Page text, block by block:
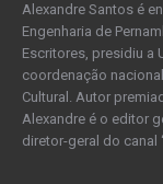
Alexandre Santos é
Engenharia de
Escritores, presidiu a
coordenação
Cultural. Autor
Alexandre é o editor
diretor-geral do canal